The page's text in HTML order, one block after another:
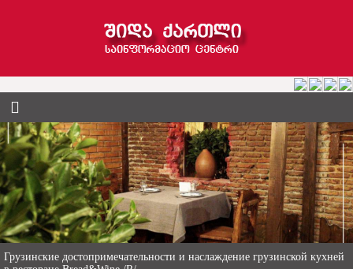
Гиви Абалаки – 86-летний фермер из Горийского муниципалитета